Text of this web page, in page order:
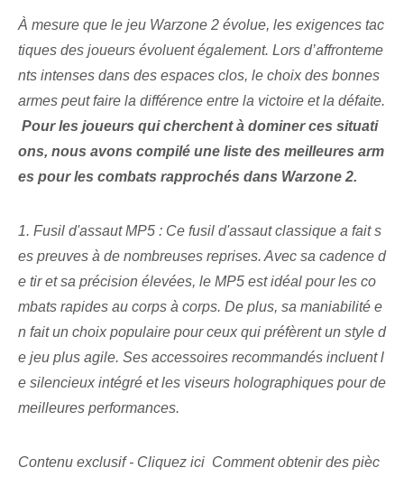
À mesure que le jeu Warzone 2 évolue, les exigences tac
tiques des joueurs évoluent également. Lors d’affronteme
nts intenses dans des espaces clos, le choix des bonnes
armes peut faire la différence entre la victoire et la défaite.
Pour les joueurs qui cherchent à dominer ces situati
ons, nous avons compilé une liste des meilleures arm
es pour les combats rapprochés dans Warzone 2.
1. Fusil d'assaut MP5 : Ce fusil d'assaut classique a fait s
es preuves à de nombreuses reprises. Avec sa cadence d
e tir et sa précision élevées, le MP5 est idéal pour les co
mbats rapides au corps à corps. De plus, sa maniabilité e
n fait un choix populaire pour ceux qui préfèrent un style d
e jeu plus agile. Ses accessoires recommandés incluent l
e silencieux intégré et les viseurs holographiques pour de
meilleures performances.
Contenu exclusif - Cliquez ici Comment obtenir des pièc